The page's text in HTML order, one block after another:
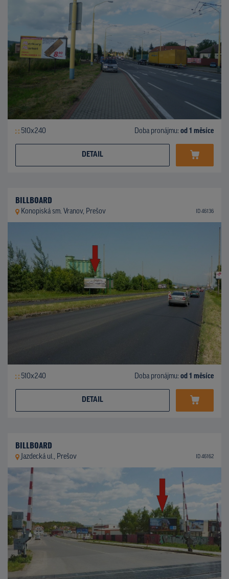
510x240 Doba pronájmu: od 1 měsíce
DETAIL
BILLBOARD
Konopiská sm. Vranov, Prešov ID 46136
510x240 Doba pronájmu: od 1 měsíce
DETAIL
BILLBOARD
Jazdecká ul., Prešov ID 46162